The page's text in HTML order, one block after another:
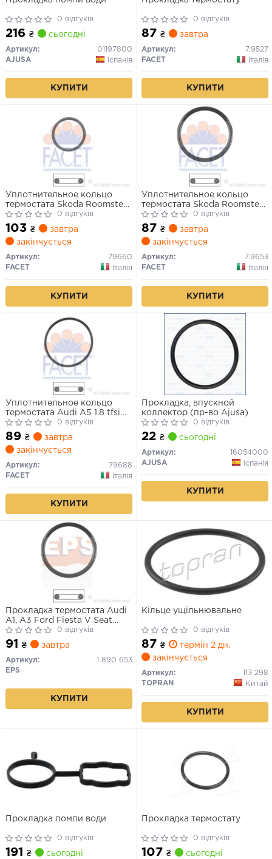
0 відгуків
216 ₴ сьогодні
Артикул:
01197800
AJUSA
Іспанія
КУПИТИ
0 відгуків
87 ₴ завтра
Артикул:
7.9527
FACET
Італія
КУПИТИ
Уплотнительное кольцо
термостата Skoda Roomster
1.6 (06-15) (7.9660) FACET
0 відгуків
103 ₴
завтра
закінчується
Артикул:
79660
FACET
Італія
КУПИТИ
Уплотнительное кольцо
термостата Skoda Roomster
1.2 (07-15) (7.9653) FACET
0 відгуків
87 ₴
завтра
закінчується
Артикул:
7.9653
FACET
Італія
КУПИТИ
Уплотнительное кольцо
термостата Audi A5 1.8 tfsi
(07-17) (7.9688) FACET
0 відгуків
89 ₴
завтра
закінчується
Артикул:
79688
FACET
Італія
КУПИТИ
Прокладка, впускной
коллектор (пр-во Ajusa)
0 відгуків
22 ₴ сьогодні
Артикул:
16054000
AJUSA
Іспанія
КУПИТИ
Прокладка термостата Audi
A1, A3 Ford Fiesta V Seat
Alhambra 1.2-1.6Lpg 07.01-
0 відгуків
91 ₴ завтра
Артикул:
1 890 653
EPS
КУПИТИ
Кільце ущільнювальне
0 відгуків
87 ₴
термін 2 дн.
закінчується
Артикул:
113 298
TOPRAN
Китай
КУПИТИ
Прокладка помпи води
0 відгуків
191 ₴
сьогодні
Прокладка термостату
0 відгуків
107 ₴
сьогодні